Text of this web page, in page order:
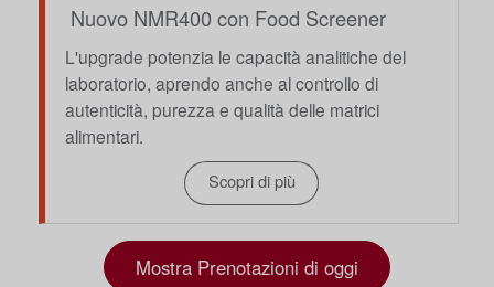
Nuovo NMR400 con Food Screener
L'upgrade potenzia le capacità analitiche del
laboratorio, aprendo anche al controllo di
autenticità, purezza e qualità delle matrici
alimentari.
Scopri di più
Mostra Prenotazioni di oggi